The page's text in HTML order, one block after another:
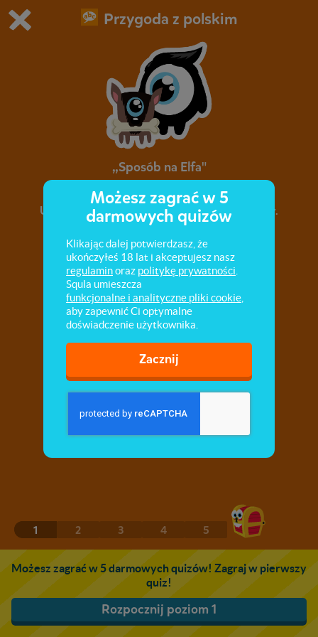
Grasz w wersję demonstracyjną Squli
Kup teraz!
0
Przygoda z polskim
„Sposób na Elfa"
Utrwalenie wiadomości na temat treści lektury.
1 2 3 4 5
Możesz zagrać w 5 darmowych quizów! Zagraj w pierwszy
quiz!
Rozpocznij poziom 1
Możesz zagrać w 5
darmowych quizów
Klikając dalej potwierdzasz, że
ukończyłeś 18 lat i akceptujesz nasz
regulaminoraz politykę prywatności
Squla umieszcza
funkcjonalne i analityczne pliki cookie
aby zapewnić Ci optymalne
doświadczenie użytkownika.
Zacznij